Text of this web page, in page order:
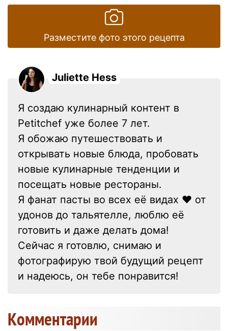
Разместите фото этого рецепта
Juliette Hess
Я создаю кулинарный контент в
Petitchef уже более 7 лет.
Я обожаю путешествовать и
открывать новые блюда, пробовать
новые кулинарные тенденции и
посещать новые рестораны.
Я фанат пасты во всех её видах ❤ от
удонов до тальятелле, люблю её
готовить и даже делать дома!
Сейчас я готовлю, снимаю и
фотографирую твой будущий рецепт
и надеюсь, он тебе понравится!
Kомментарии